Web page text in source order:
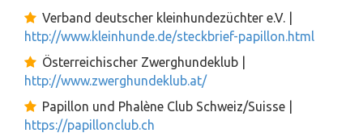
Verband deutscher kleinhundezüchter e.V. |
http://www.kleinhunde.de/steckbrief-papillon.html
Österreichischer Zwerghundeklub |
http://www.zwerghundeklub.at/
Papillon und Phalène Club Schweiz/Suisse |
https://papillonclub.ch